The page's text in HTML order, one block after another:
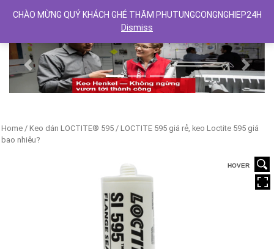
Previous Next
Home / Keo dán LOCTITE® 595 / LOCTITE 595 giá rẻ, keo Loctite 595 giá
bao nhiêu?
HOVER
CHÀO MỪNG QUÝ KHÁCH GHÉ THĂM PHUTUNGCONGNGHIEP24H
Dismiss